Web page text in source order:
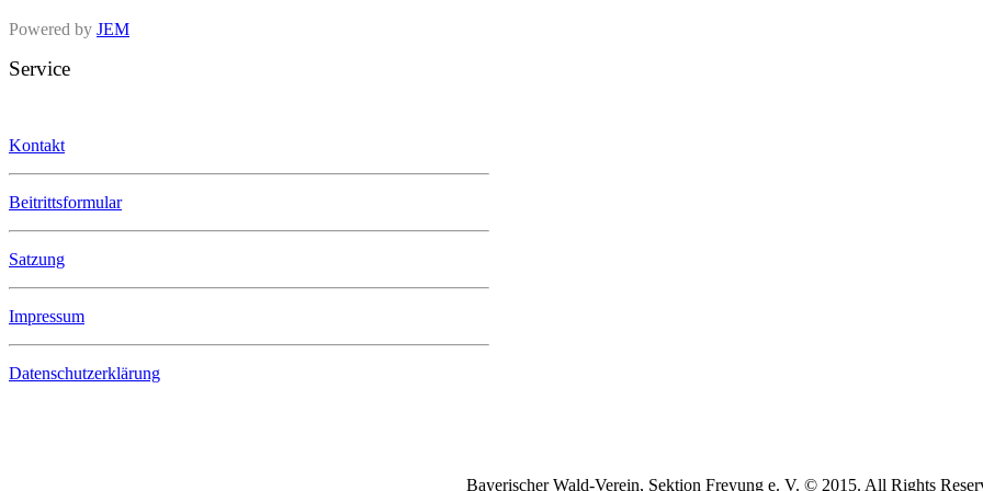
Powered by JEM
Service
Kontakt
Beitrittsformular
Satzung
Impressum
Datenschutzerklärung
Bayerischer Wald-Verein, Sektion Freyung e. V. © 2015. All Rights